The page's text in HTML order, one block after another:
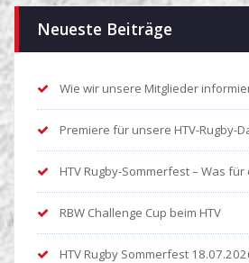
Neueste Beiträge
Wie wir unsere Mitglieder
Premiere für unsere HTV-Rugby-
HTV Rugby-Sommerfest – Was
RBW Challenge Cup beim HTV
HTV Rugby Sommerfest